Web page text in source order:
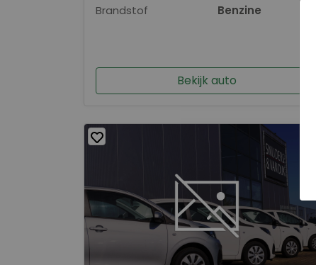
Brandstof
Benzine
Bekijk auto